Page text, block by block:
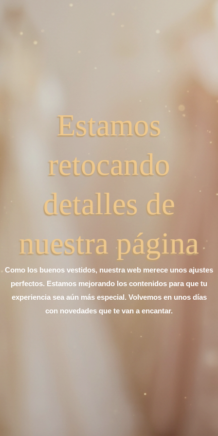
Estamos
retocando
detalles de
nuestra página
Como los buenos vestidos, nuestra web merece unos ajustes
perfectos. Estamos mejorando los contenidos para que tu
experiencia sea aún más especial. Volvemos en unos días
con novedades que te van a encantar.